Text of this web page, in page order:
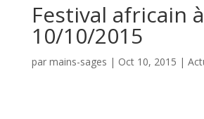
Festival africain
10/10/2015
par mains-sages | Oct 10, 2015 |